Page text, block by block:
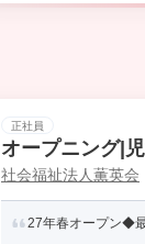
正社員
オープニング|
社会福祉法人薫英会
27年春オープン◆